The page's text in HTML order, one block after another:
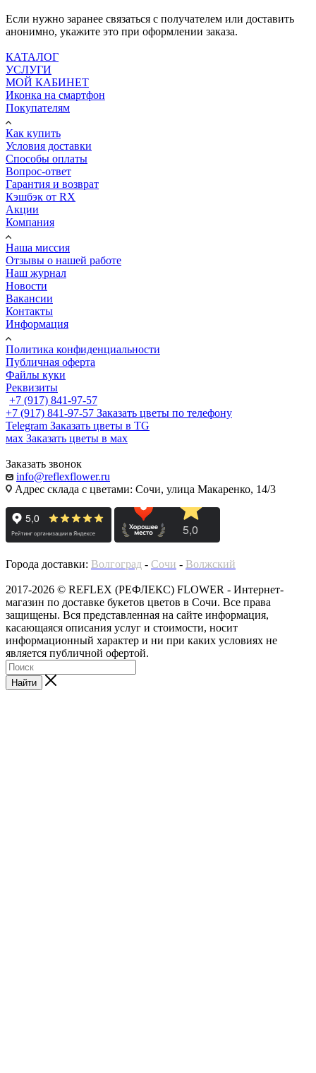
Если нужно заранее связаться с получателем или доставить
анонимно, укажите это при оформлении заказа.
КАТАЛОГ
УСЛУГИ
МОЙ КАБИНЕТ
Иконка на смартфон
Покупателям
Как купить
Условия доставки
Способы оплаты
Вопрос-ответ
Гарантия и возврат
Кэшбэк от RX
Акции
Компания
Наша миссия
Отзывы о нашей работе
Наш журнал
Новости
Вакансии
Контакты
Информация
Политика конфиденциальности
Публичная оферта
Файлы куки
Реквизиты
+7 (917) 841-97-57
+7 (917) 841-97-57 Заказать цветы по телефону
Telegram Заказать цветы в TG
мах Заказать цветы в мах
Заказать звонок
info@reflexflower.ru
Адрес склада с цветами: Сочи, улица Макаренко, 14/3
Города доставки: Волгоград - Сочи - Волжский
2017-2026 © REFLEX (РЕФЛЕКС) FLOWER - Интернет-
магазин по доставке букетов цветов в Сочи. Все права
защищены. Вся представленная на сайте информация,
касающаяся описания услуг и стоимости, носит
информационный характер и ни при каких условиях не
является публичной офертой.
Найти